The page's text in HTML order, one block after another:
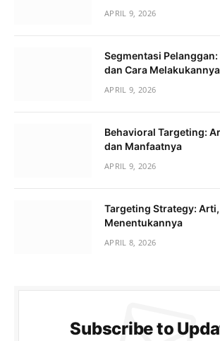
APRIL 9, 2026
Segmentasi
dan Cara Melakukannya
APRIL 9, 2026
Behavioral Targeting:
dan Manfaatnya
APRIL 9, 2026
Targeting Strategy:
Menentukannya
APRIL 8, 2026
Subscribe to